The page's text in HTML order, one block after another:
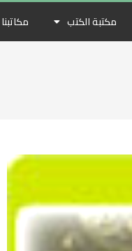
مكتبة الكتب مكاتبنا